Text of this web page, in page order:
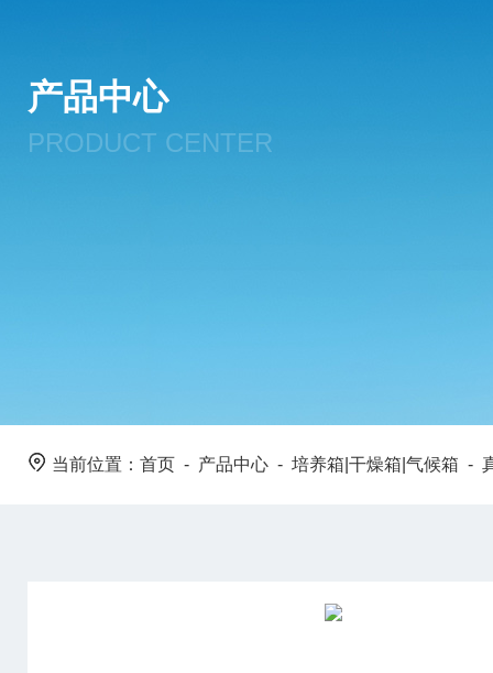
产品中心
PRODUCT CENTER
当前位置： 首页 - 产品中心 - 培养箱|干燥箱|气候箱 -